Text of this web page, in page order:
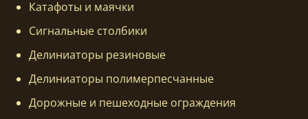
Катафоты и маячки
Сигнальные столбики
Делиниаторы резиновые
Делиниаторы полимерпесчанные
Дорожные и пешеходные ограждения